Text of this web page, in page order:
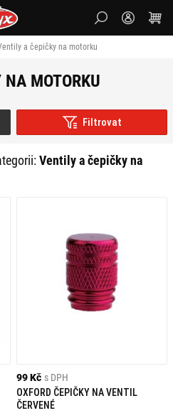
a čepičky na motorku
MOTORKU
Filtrovat
Ventily a čepičky na
99 Kč s DPH
OXFORD ČEPIČKY NA VENTIL
ČERVENÉ